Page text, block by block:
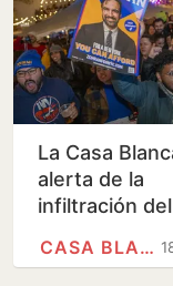
La Casa
alerta de la
infiltración del
Partido
CASA BLANCA